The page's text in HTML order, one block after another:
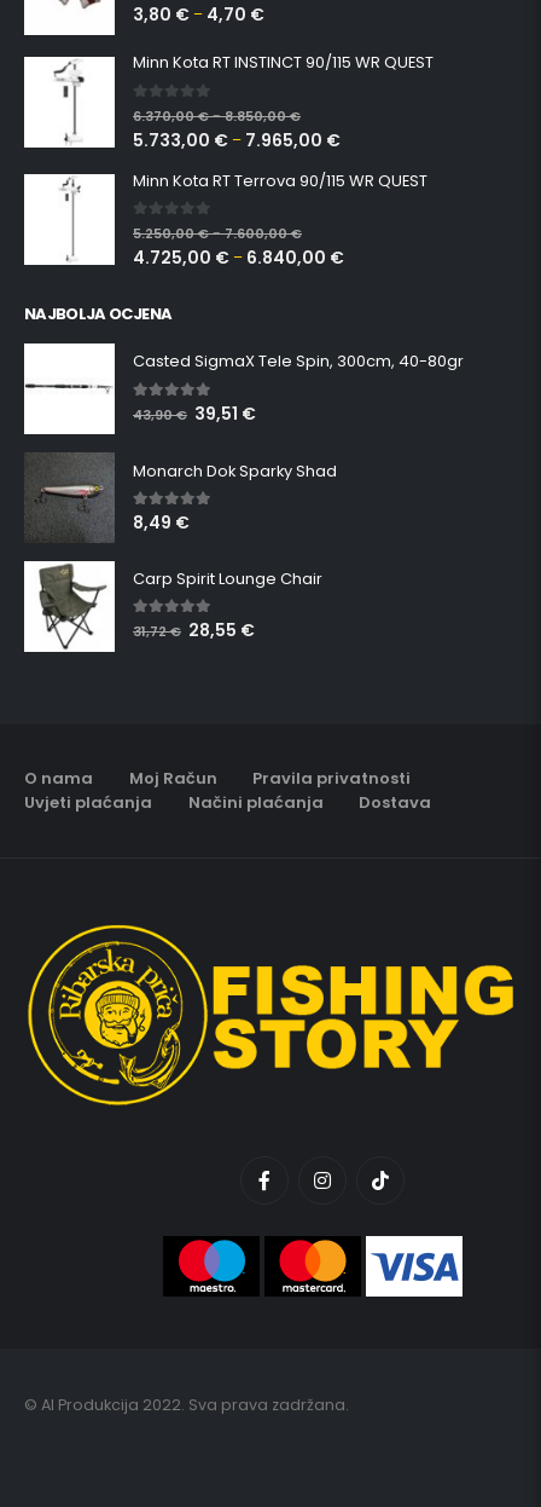
0 out of 5
3,80 € – 4,70 €
Minn Kota RT INSTINCT 90/115 WR QUEST
0 out of 5
6.370,00€–8.850,00€
5.733,00 € – 7.965,00 €
Minn Kota RT Terrova 90/115 WR QUEST
0 out of 5
5.250,00€–7.600,00€
4.725,00 € – 6.840,00 €
NAJBOLJA OCJENA
Casted SigmaX Tele Spin, 300cm, 40-80gr
5.00 out of 5
43,90€ 39,51 €
Monarch Dok Sparky Shad
5.00 out of 5
8,49 €
Carp Spirit Lounge Chair
5.00 out of 5
31,72€ 28,55 €
O nama Moj Račun
Pravila privatnosti
Uvjeti plaćanja
Načini plaćanja Dostava
© AI Produkcija 2022. Sva prava zadržana.